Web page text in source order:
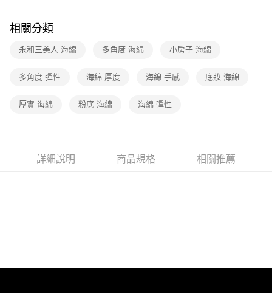
每筆NT$70，滿NT$399(含以上)免運費
付款後7-11取貨(下單後3-5個工作天配送)
每筆NT$100，滿NT$799(含以上)免運費
相關分類
永和三美人 海綿 多角度 海綿 小房子 海綿
多角度 彈性 海綿 厚度 海綿 手感 底妝 海綿
厚實 海綿 粉底 海綿 海綿 彈性
詳細說明 商品規格 相關推薦